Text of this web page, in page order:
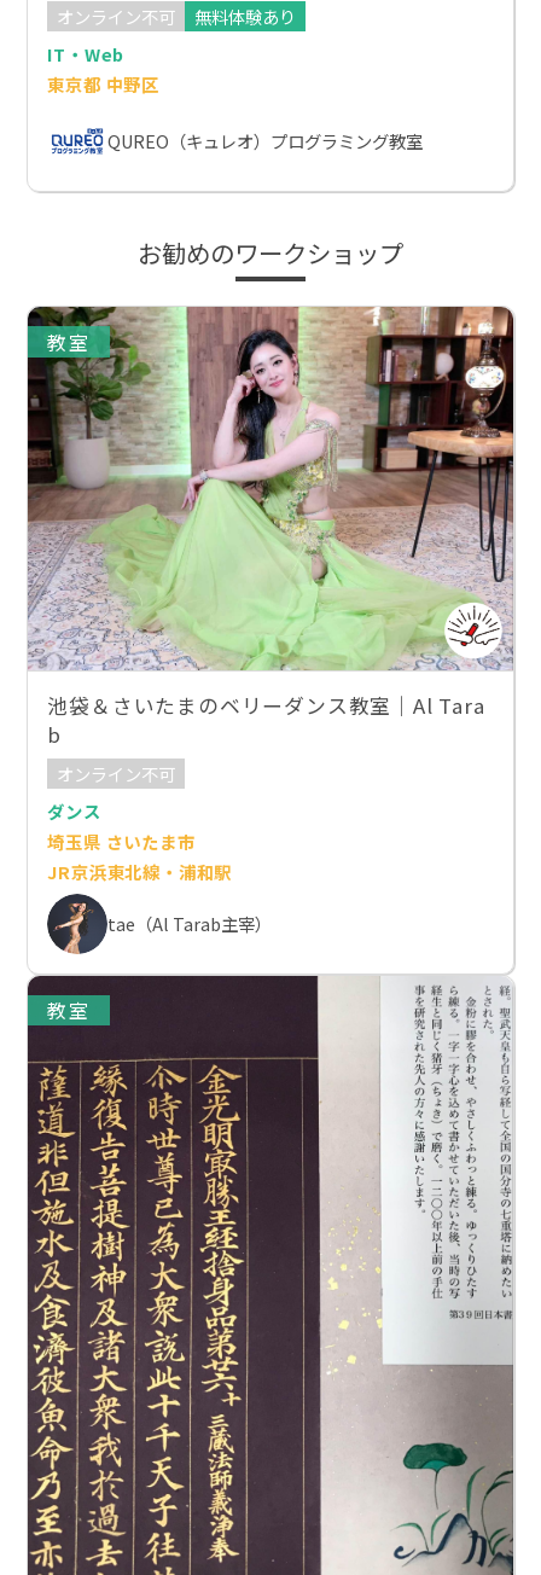
オンライン不可
無料体験あり
IT・Web
東京都 中野区
QUREO（キュレオ）プログラミング教室
お勧めのワークショップ
教室
池袋＆さいたまのベリーダンス教室｜Al Tara
b
オンライン不可
ダンス
埼玉県 さいたま市
JR京浜東北線・浦和駅
tae（Al Tarab主宰）
教室